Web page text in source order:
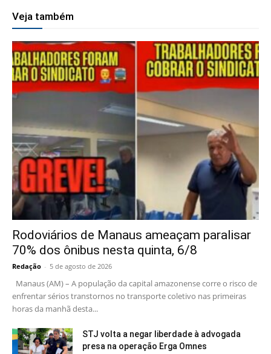
Veja também
Rodoviários de Manaus ameaçam paralisar
70% dos ônibus nesta quinta, 6/8
Redação - 5 de agosto de 2026
Manaus (AM) – A população da capital amazonense corre o risco de
enfrentar sérios transtornos no transporte coletivo nas primeiras
horas da manhã desta...
STJ volta a negar liberdade à advogada
presa na operação Erga Omnes